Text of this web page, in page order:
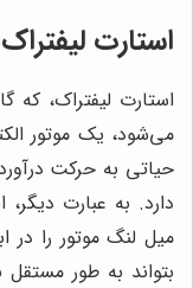
استارت
استارت لیفتراک، که
می‌شود، یک موتور
حیاتی به حرکت
دارد. به عبارت دیگر،
میل لنگ موتور را در
بتواند به طور مستقل